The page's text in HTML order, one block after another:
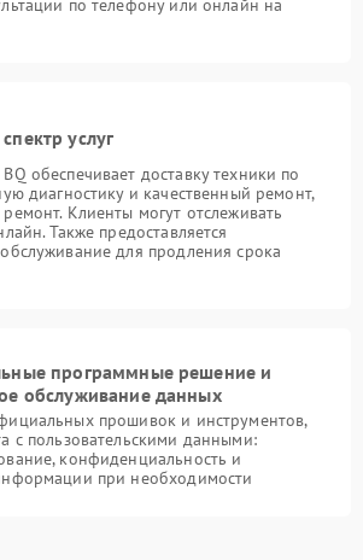
по телефону или онлайн на
услуг
обеспечивает доставку техники по
диагностику и качественный ремонт,
Клиенты могут отслеживать
Также предоставляется
для продления срока
программные решение и
обслуживание данных
прошивок и инструментов,
с пользовательскими данными:
конфиденциальность и
при необходимости